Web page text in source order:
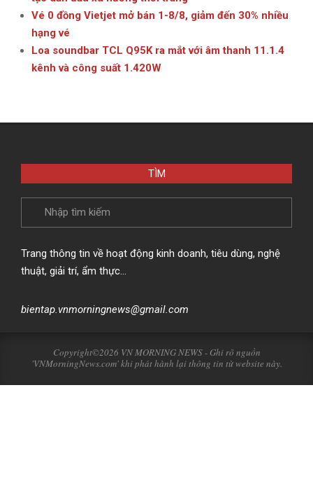
Vé 0 đồng Vietjet mở bán 1-8/8, giảm đến 30% nhiều
hạng vé
Loa soundbar TCL Q95K ra mắt với âm thanh 11.1.4
kênh và công suất 1.420W
TÌM
Trang thông tin về hoạt động kinh doanh, tiêu dùng, nghệ
thuật, giải trí, ẩm thực…
bientap.vnmorningnews@gmail.com
Copyright©2026 VN MORNING NEWS - Ghi rõ nguồn
'VNMorningNews.com' khi phát hành lại thông tin từ website này.